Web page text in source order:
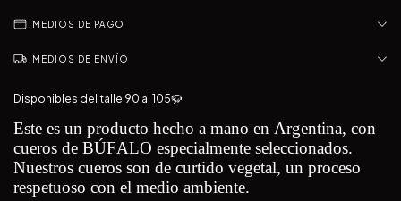
MEDIOS DE PAGO
MEDIOS DE ENVÍO
Disponibles del talle 90 al 105🦬
Este es un producto hecho a mano en Argentina, con
cueros de BÚFALO especialmente seleccionados.
Nuestros cueros son de curtido vegetal, un proceso
respetuoso con el medio ambiente.